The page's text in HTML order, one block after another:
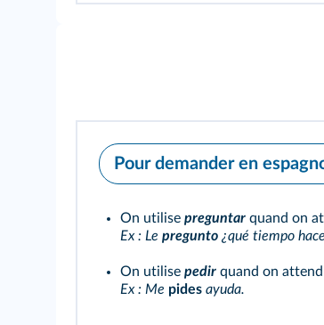
Pour demander en
On utilise preguntar quand on
Ex : Le pregunto ¿qué tiempo
On utilise pedir quand on
Ex : Me pides ayuda.